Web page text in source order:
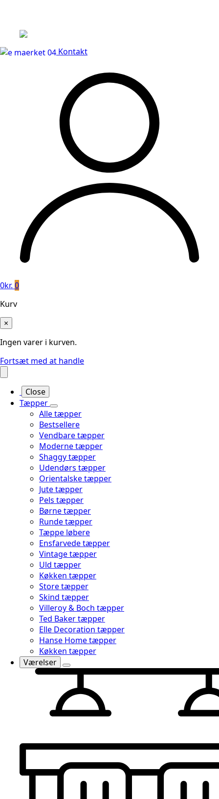
Kontakt
0kr. 0
Kurv
×
Ingen varer i kurven.
Fortsæt med at handle
Close
Tæpper
Alle tæpper
Bestsellere
Vendbare tæpper
Moderne tæpper
Shaggy tæpper
Udendørs tæpper
Orientalske tæpper
Jute tæpper
Pels tæpper
Børne tæpper
Runde tæpper
Tæppe løbere
Ensfarvede tæpper
Vintage tæpper
Uld tæpper
Køkken tæpper
Store tæpper
Skind tæpper
Villeroy & Boch tæpper
Ted Baker tæpper
Elle Decoration tæpper
Hanse Home tæpper
Køkken tæpper
Værelser